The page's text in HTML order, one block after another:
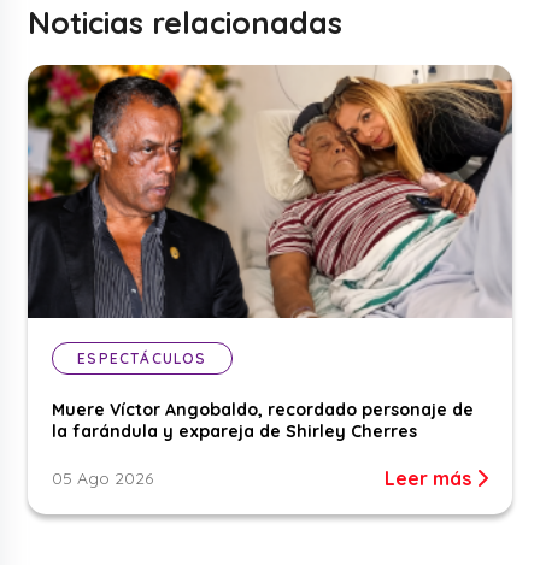
Noticias relacionadas
ESPECTÁCULOS
Muere Víctor Angobaldo, recordado personaje de
la farándula y expareja de Shirley Cherres
05 Ago 2026 Leer más